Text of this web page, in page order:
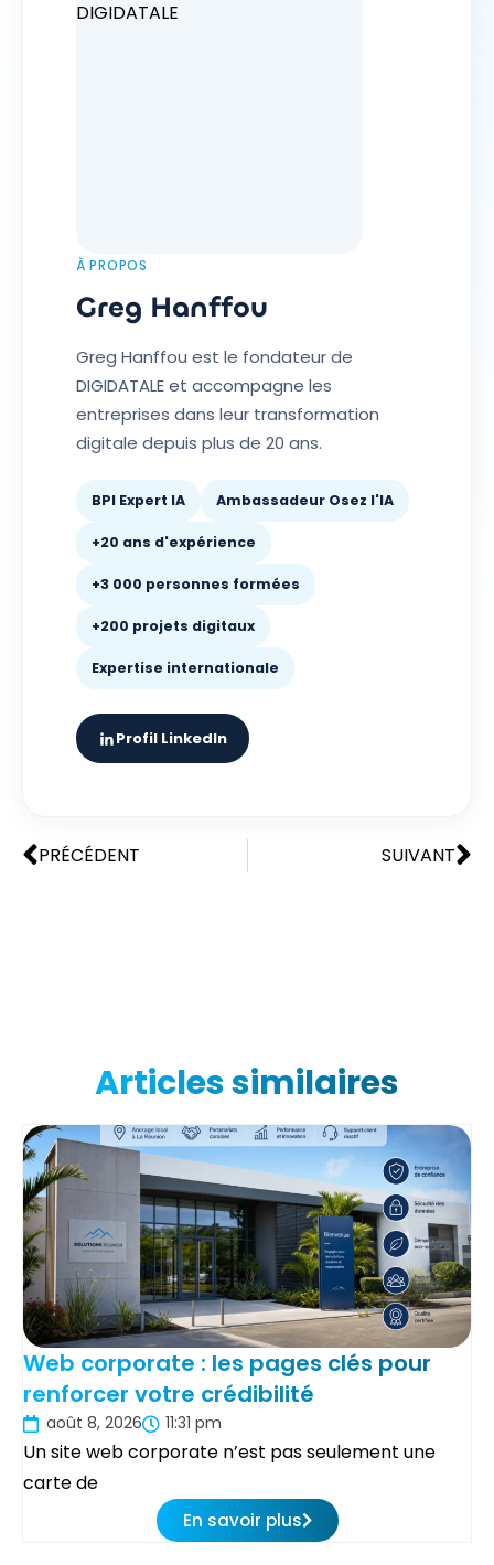
À PROPOS
Greg Hanffou
Greg Hanffou est le fondateur de
DIGIDATALE et accompagne les
entreprises dans leur transformation
digitale depuis plus de 20 ans.
BPI Expert IA Ambassadeur Osez l'IA
+20 ans d'expérience
+3 000 personnes formées
+200 projets digitaux
Expertise internationale
Profil LinkedIn
PRÉCÉDENT SUIVANT
Articles similaires
Web corporate : les pages clés pour
renforcer votre crédibilité
août 8, 2026 11:31 pm
Un site web corporate n’est pas seulement une
carte de
En savoir plus